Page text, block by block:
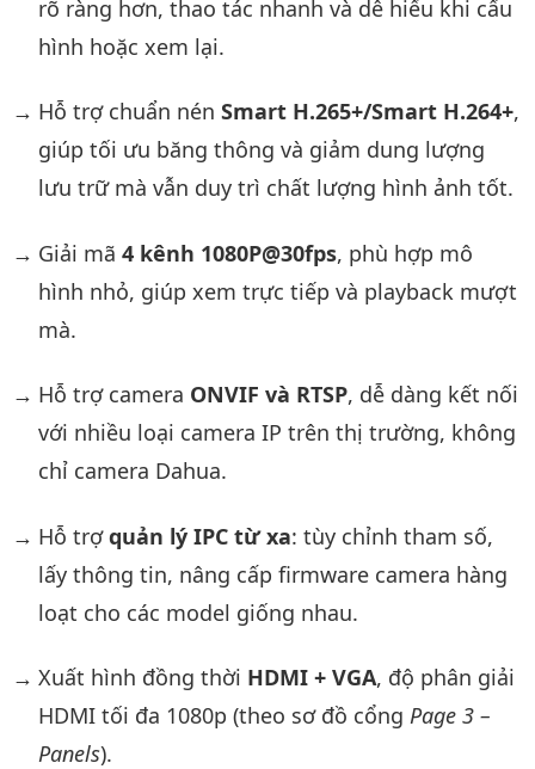
rõ ràng hơn, thao tác nhanh và dễ hiểu khi cấu
hình hoặc xem lại.
Hỗ trợ chuẩn nén Smart H.265+/Smart H.264+,
giúp tối ưu băng thông và giảm dung lượng
lưu trữ mà vẫn duy trì chất lượng hình ảnh tốt.
Giải mã 4 kênh 1080P@30fps, phù hợp mô
hình nhỏ, giúp xem trực tiếp và playback mượt
mà.
Hỗ trợ camera ONVIF và RTSP, dễ dàng kết nối
với nhiều loại camera IP trên thị trường, không
chỉ camera Dahua.
Hỗ trợquản lý IPC từ xa: tùy chỉnh tham số,
lấy thông tin, nâng cấp firmware camera hàng
loạt cho các model giống nhau.
Xuất hình đồng thời HDMI + VGA, độ phân giải
HDMI tối đa 1080p (theo sơ đồ cổng Page 3 –
Panels).